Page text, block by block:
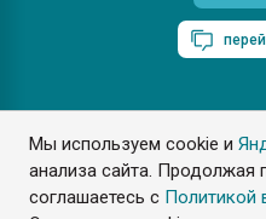
Мы используем cookie и
анализа сайта. Продолжая
соглашаетесь с Политикой
ПластЭксперт ©
Разрешается копирование
ссылкой на